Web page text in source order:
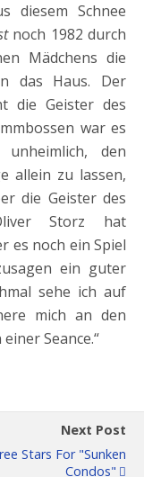
diesem Schnee
noch 1982 durch
Mädchens die
das Haus. Der
die Geister des
war es
den
allein zu lassen,
die Geister des
Storz hat
es noch ein Spiel
ein guter
sehe ich auf
mich an den
Seance.“
Next Post
Stars For "Sunken
Condos"